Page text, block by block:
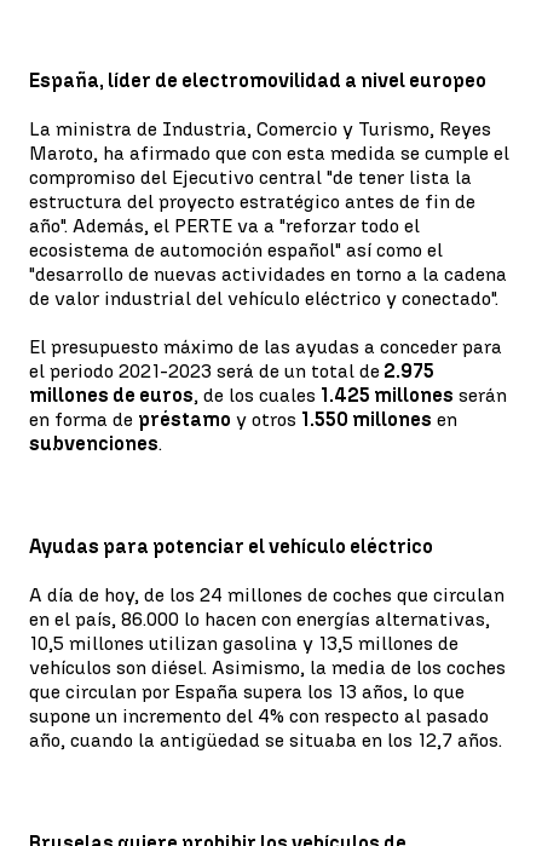
España, líder de electromovilidad a nivel europeo
La ministra de Industria, Comercio y Turismo, Reyes
Maroto, ha afirmado que con esta medida se cumple el
compromiso del Ejecutivo central "de tener lista la
estructura del proyecto estratégico antes de fin de
año". Además, el PERTE va a "reforzar todo el
ecosistema de automoción español" así como el
"desarrollo de nuevas actividades en torno a la cadena
de valor industrial del vehículo eléctrico y conectado".
El presupuesto máximo de las ayudas a conceder para
el periodo 2021-2023 será de un total de 2.975
millones de euros, de los cuales 1.425 millones serán
en forma de préstamo y otros 1.550 millones en
subvenciones.
Ayudas para potenciar el vehículo eléctrico
A día de hoy, de los 24 millones de coches que circulan
en el país, 86.000 lo hacen con energías alternativas,
10,5 millones utilizan gasolina y 13,5 millones de
vehículos son diésel. Asimismo, la media de los coches
que circulan por España supera los 13 años, lo que
supone un incremento del 4% con respecto al pasado
año, cuando la antigüedad se situaba en los 12,7 años.